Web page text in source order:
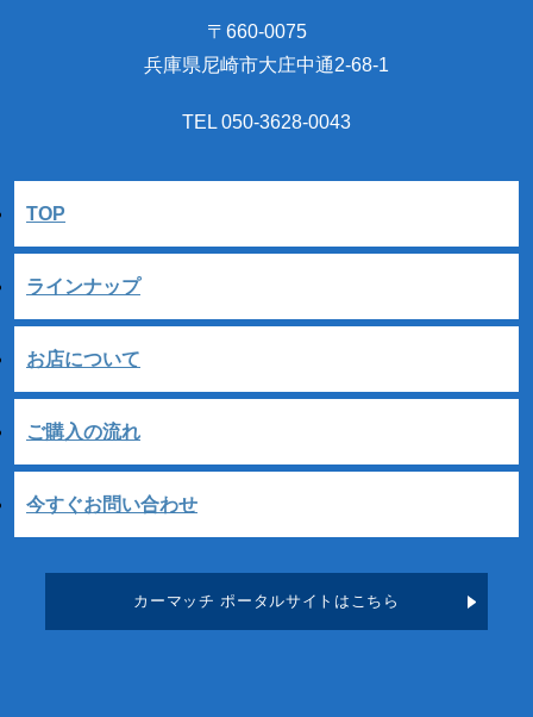
〒660-0075
兵庫県尼崎市大庄中通2-68-1
TEL 050-3628-0043
TOP
ラインナップ
お店について
ご購入の流れ
今すぐお問い合わせ
カーマッチ ポータルサイトはこちら